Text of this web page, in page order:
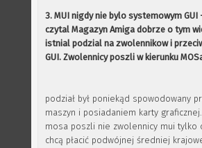
3. MUI nigdy nie bylo systemowym GUI
czytal Magazyn Amiga dobrze o tym
istnial podzial na zwolennikow i
GUI. Zwolennicy poszli w kierunku
podział był poniekąd spowodowany
maszyn i posiadaniem karty
mosa poszli nie zwolennicy mui tylko
chcą płacić podwójnej średniej